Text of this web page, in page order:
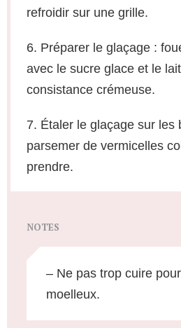
refroidir sur une grille.
6. Préparer le glaçage :
avec le sucre glace et le lait
consistance crémeuse.
7. Étaler le glaçage sur les
parsemer de vermicelles
prendre.
NOTES
– Ne pas trop cuire
moelleux.